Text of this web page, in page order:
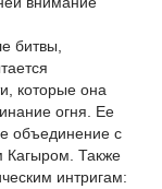
битвы,
которые она
огня. Ее
объединение с
Также
интригам: